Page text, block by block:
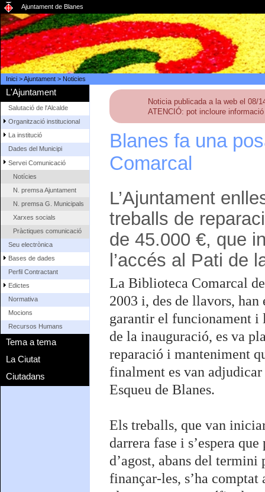
Ajuntament de Blanes
Inici>Ajuntament> Noticies
L'Ajuntament
Salutació de l'Alcalde
Organització institucional
La institució
Dades del Municipi
Servei Comunicació
Notícies
N. premsa Ajuntament
N. premsa G. Municipals
Xarxes socials
Pràctiques comunicació
Seu electrònica
Bases de dades
Perfil Contractant
Edictes
Normativa
Mocions
Recursos Humans
Tema a tema
La Ciutat
Ciutadans
Noticia publicada a la web el 08/
ATENCIÓ: pot incloure
Blanes fa una
Comarcal
L’Ajuntament
treballs de
de 45.000 €, que
l’accés al Pati de
La Biblioteca Comarcal
2003 i, des de llavors, han
garantir el funcionament i
de la inauguració, es va
reparació i manteniment
finalment es van adjudicar
Esqueu de Blanes.
Els treballs, que van
darrera fase i s’espera
d’agost, abans del
finançar-les, s’ha